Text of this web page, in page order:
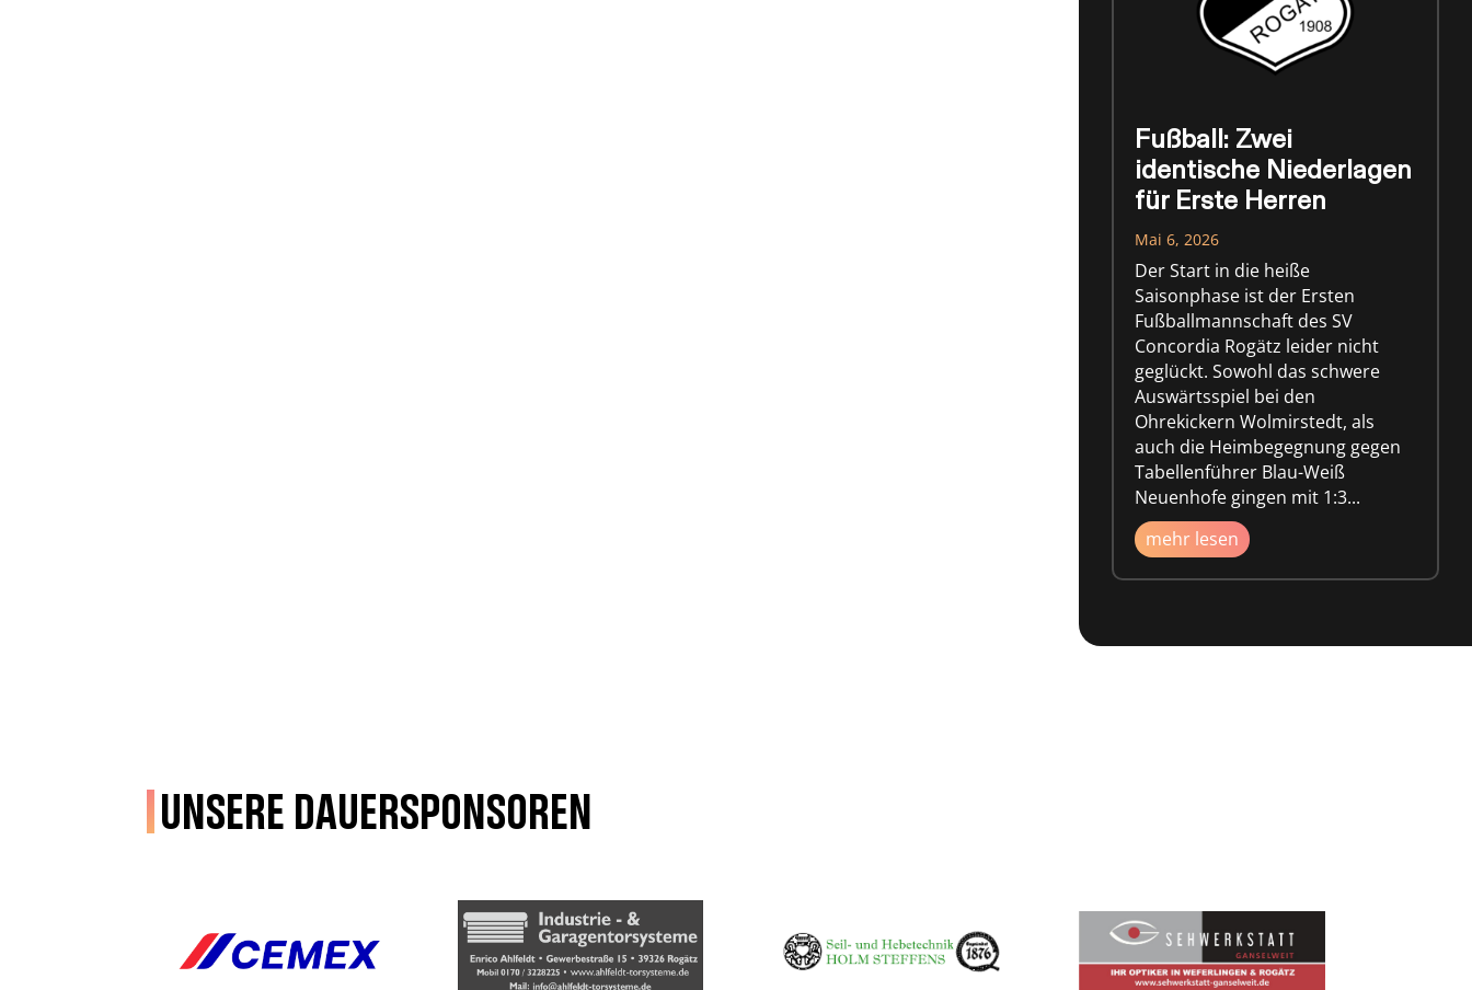
Fußball: Zwei
identische Niederlagen
für Erste Herren
Mai 6, 2026
Der Start in die heiße
Saisonphase ist der Ersten
Fußballmannschaft des SV
Concordia Rogätz leider nicht
geglückt. Sowohl das schwere
Auswärtsspiel bei den
Ohrekickern Wolmirstedt, als
auch die Heimbegegnung gegen
Tabellenführer Blau-Weiß
Neuenhofe gingen mit 1:3...
mehr lesen
Unsere Dauersponsoren